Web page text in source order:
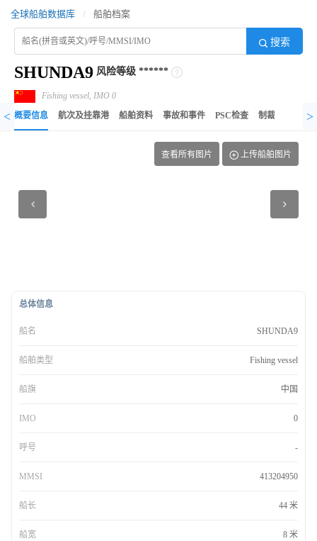
全球船舶数据库 / 船舶档案
搜索
SHUNDA9 风险等级 ******
Fishing vessel, IMO 0
< 概要信息 航次及挂靠港 船舶资料 事故和事件 PSC检查 制裁记录 异
>
总体信息
船名 SHUNDA9
船舶类型 Fishing vessel
船旗 中国
IMO 0
呼号 -
MMSI 413204950
船长 44 米
船宽 8 米
查看所有图片 上传船舶图片